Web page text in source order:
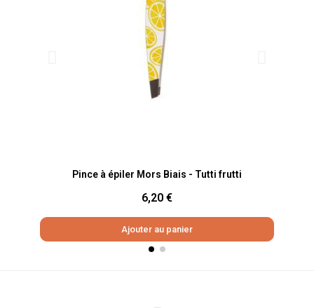
Aperçu rapide
Pince à épiler Mors Biais - Tutti frutti
6,20 €
Ajouter au panier